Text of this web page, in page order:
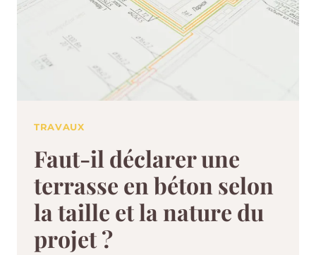
TRAVAUX
Faut-il déclarer une
terrasse en béton selon
la taille et la nature du
projet ?